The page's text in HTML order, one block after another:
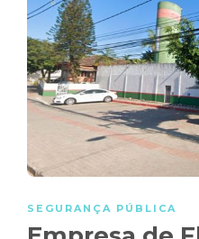
SEGURANÇA PÚBLICA